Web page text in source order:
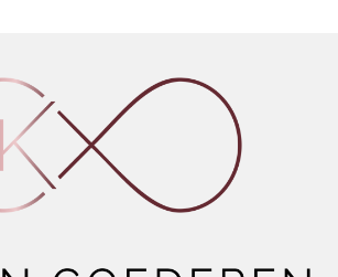
aantal